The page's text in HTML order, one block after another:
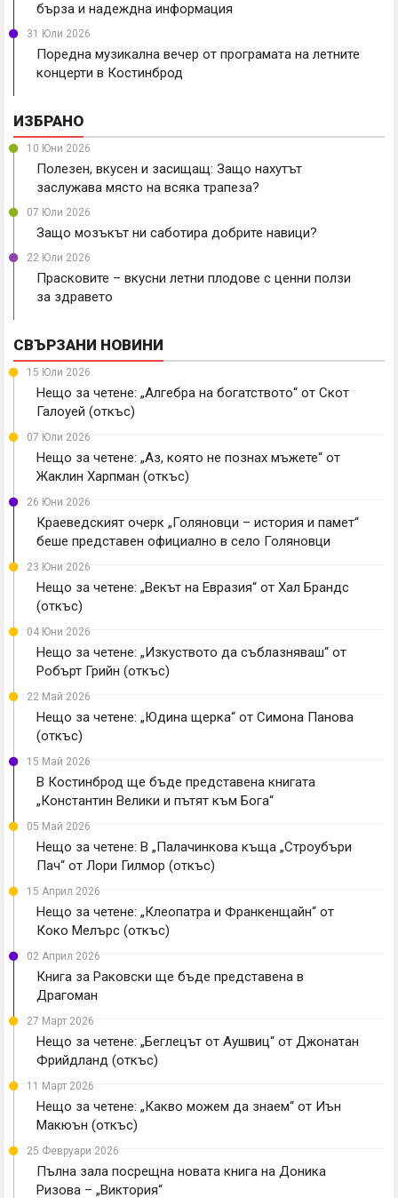
бърза и надеждна информация
31 Юли 2026
Поредна музикална вечер от програмата на летните
концерти в Костинброд
ИЗБРАНО
10 Юни 2026
Полезен, вкусен и засищащ: Защо нахутът
заслужава място на всяка трапеза?
07 Юли 2026
Защо мозъкът ни саботира добрите навици?
22 Юли 2026
Прасковите – вкусни летни плодове с ценни ползи
за здравето
СВЪРЗАНИ НОВИНИ
15 Юли 2026
Нещо за четене: „Алгебра на богатството“ от Скот
Галоуей (откъс)
07 Юли 2026
Нещо за четене: „Аз, която не познах мъжете“ от
Жаклин Харпман (откъс)
26 Юни 2026
Краеведският очерк „Голяновци – история и памет“
беше представен официално в село Голяновци
23 Юни 2026
Нещо за четене: „Векът на Евразия“ от Хал Брандс
(откъс)
04 Юни 2026
Нещо за четене: „Изкуството да съблазняваш“ от
Робърт Грийн (откъс)
22 Май 2026
Нещо за четене: „Юдина щерка“ от Симона Панова
(откъс)
15 Май 2026
В Костинброд ще бъде представена книгата
„Константин Велики и пътят към Бога“
05 Май 2026
Нещо за четене: В „Палачинкова къща „Строубъри
Пач“ от Лори Гилмор (откъс)
15 Април 2026
Нещо за четене: „Клеопатра и Франкенщайн“ от
Коко Мелърс (откъс)
02 Април 2026
Книга за Раковски ще бъде представена в
Драгоман
27 Март 2026
Нещо за четене: „Беглецът от Аушвиц“ от Джонатан
Фрийдланд (откъс)
11 Март 2026
Нещо за четене: „Какво можем да знаем“ от Иън
Макюън (откъс)
25 Февруари 2026
Пълна зала посрещна новата книга на Доника
Ризова – „Виктория“